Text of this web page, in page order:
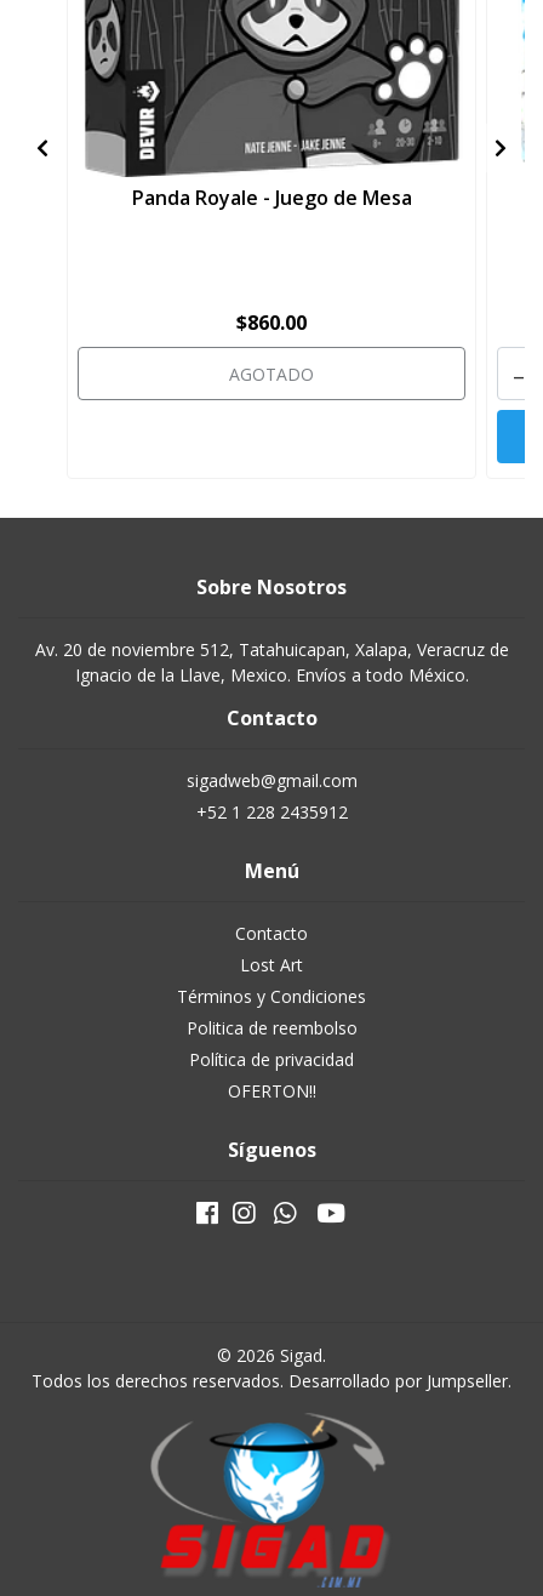
Panda Royale - Juego de Mesa
$860.00
AGOTADO -
Sobre Nosotros
Av. 20 de noviembre 512, Tatahuicapan, Xalapa, Veracruz de
Ignacio de la Llave, Mexico. Envíos a todo México.
Contacto
sigadweb@gmail.com
+52 1 228 2435912
Menú
Contacto
Lost Art
Términos y Condiciones
Politica de reembolso
Política de privacidad
OFERTON!!
Síguenos
© 2026 Sigad.
Todos los derechos reservados. Desarrollado por Jumpseller.